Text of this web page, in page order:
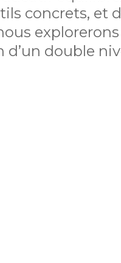
concrets, et
double